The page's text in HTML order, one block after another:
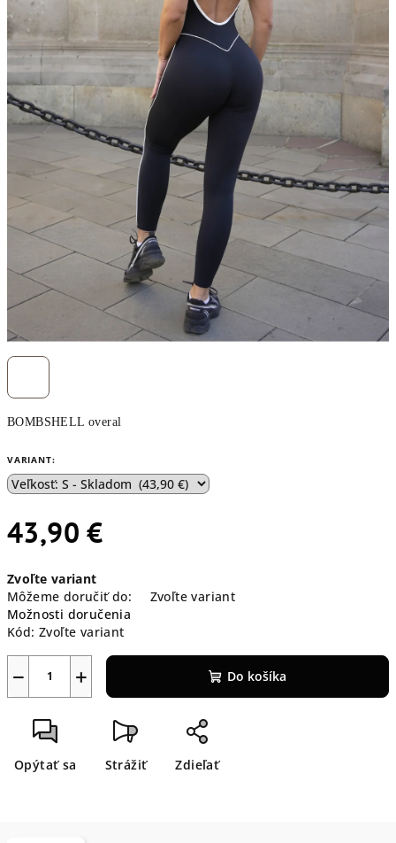
BOMBSHELL overal
VARIANT:
43,90 €
cena:
Zvoľte variant
Môžeme doručiť do:
Zvoľte variant
Možnosti doručenia
Kód: Zvoľte variant
+
− Do košíka
Opýtať sa Strážiť Zdieľať